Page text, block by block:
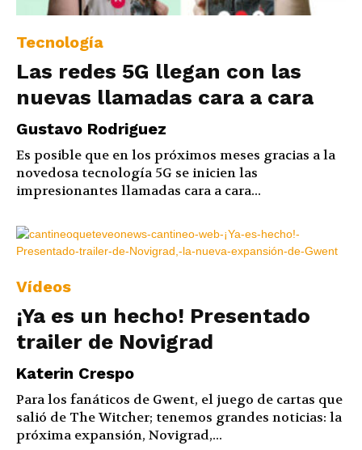
Tecnología
Las redes 5G llegan con las
nuevas llamadas cara a cara
Gustavo Rodriguez
Es posible que en los próximos meses gracias a la
novedosa tecnología 5G se inicien las
impresionantes llamadas cara a cara...
Vídeos
¡Ya es un hecho! Presentado
trailer de Novigrad
Katerin Crespo
Para los fanáticos de Gwent, el juego de cartas que
salió de The Witcher; tenemos grandes noticias: la
próxima expansión, Novigrad,...